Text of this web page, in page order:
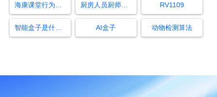
厨房人员厨师帽检测 RV1109
AI盒子 动物检测算法